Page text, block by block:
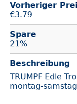
Vorheriger
€3.79
Spare
21%
Beschreibung
TRUMPF Edle
montag-